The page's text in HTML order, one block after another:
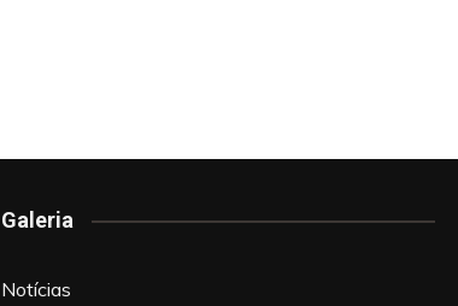
Galeria
Notícias